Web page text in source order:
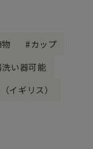
カップ
い器可能
イギリス）